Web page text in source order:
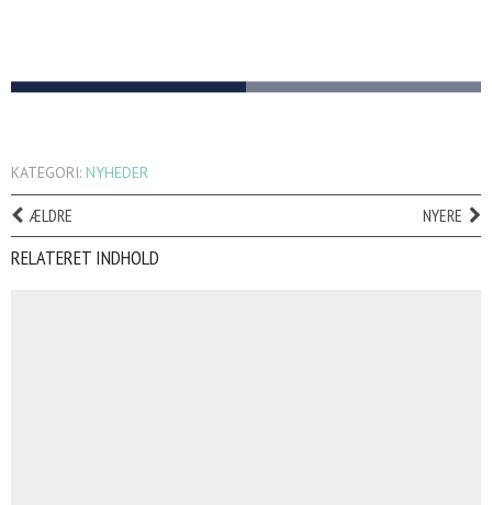
KATEGORI: NYHEDER
ÆLDRE NYERE
RELATERET INDHOLD